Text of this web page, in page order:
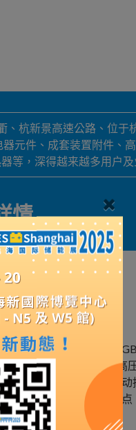
杭新景高速公路、位
元件、成套装置附件、
等，深得越来越多用户
情
进生产工艺，性能符合
种高压开关柜，作为高
一种程序化、智能型电
，长寿命、高智能的特点